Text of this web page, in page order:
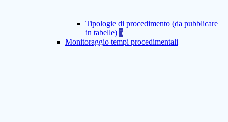
Tipologie di procedimento (da pubblicare
in tabelle) 5
Monitoraggio tempi procedimentali